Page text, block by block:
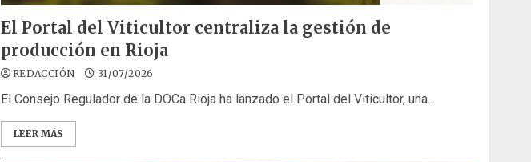
El Portal del Viticultor centraliza la gestión de
producción en Rioja
REDACCIÓN 31/07/2026
El Consejo Regulador de la DOCa Rioja ha lanzado el Portal del Viticultor, una...
LEER MÁS